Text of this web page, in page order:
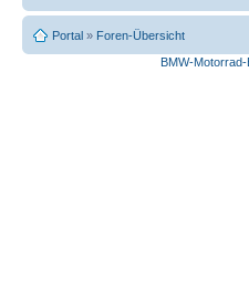
Portal » Foren-Übersicht
BMW-Motorrad-